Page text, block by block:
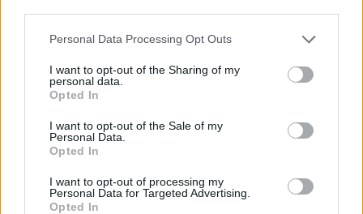
Personal Data Processing Opt Outs
I want to opt-out of the Sharing of my
personal data.
Opted In
I want to opt-out of the Sale of my
Personal Data.
Opted In
I want to opt-out of processing my
Personal Data for Targeted Advertising.
Opted In
Susiję straipsniai